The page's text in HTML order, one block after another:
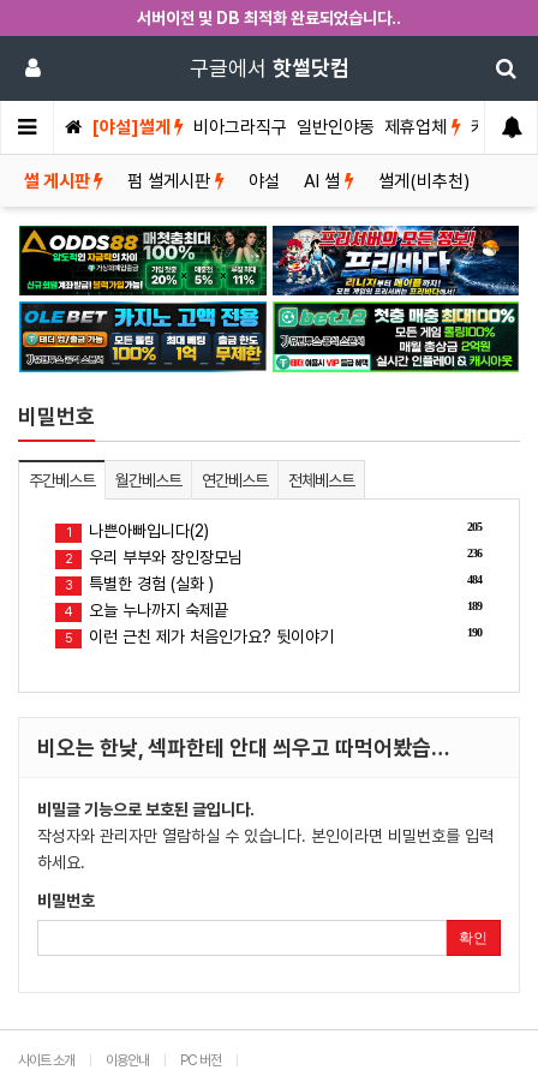
서버이전 및 DB 최적화 완료되었습니다..
구글에서 핫썰닷컴
[야설]썰게 비아그라직구 일반인야동 제휴업체 커뮤니티
썰 게시판 펌 썰게시판 야설 AI 썰 썰게(비추천)
비밀번호
주간베스트 월간베스트 연간베스트 전체베스트
205
1 나쁜아빠입니다(2)
236
2 우리 부부와 장인장모님
484
3 특별한 경험 (실화 )
189
4 오늘 누나까지 숙제끝
190
5 이런 근친 제가 처음인가요? 뒷이야기
비오는 한낮, 섹파한테 안대 씌우고 따먹어봤습…
비밀글 기능으로 보호된 글입니다.
작성자와 관리자만 열람하실 수 있습니다. 본인이라면 비밀번호를 입력
하세요.
비밀번호
확인
사이트 소개 이용안내 PC 버전